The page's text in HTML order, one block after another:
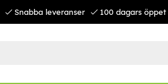
Snabba leveranser 100 dagars öppet